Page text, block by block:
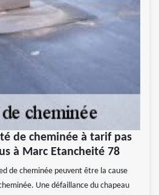
de cheminée à tarif pas
à Marc Etancheité 78
de cheminée peuvent être la cause
Une défaillance du chapeau